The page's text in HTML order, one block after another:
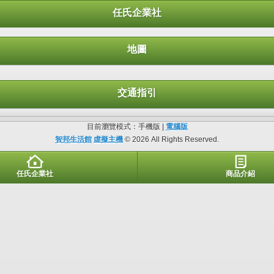
任氏企業社
地圖
交通指引
目前瀏覽模式：手機版 | 電腦版
智邦生活館 虛擬主機 © 2026 All Rights Reserved.
任氏企業社 商品介紹